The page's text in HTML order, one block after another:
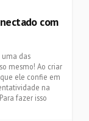
com
das
mesmo! Ao criar
ele confie em
na
fazer isso